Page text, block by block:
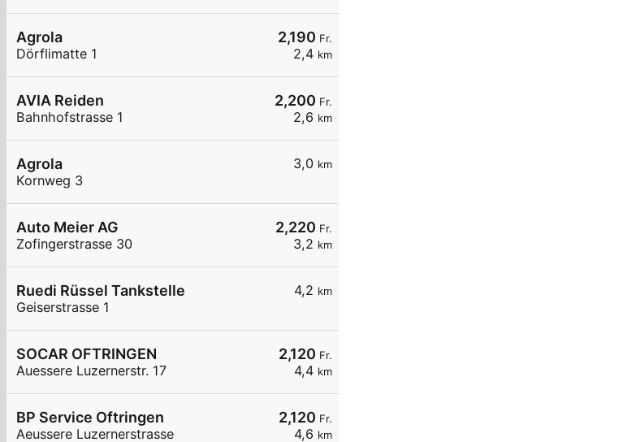
2,190 Fr.
2,4 km
Agrola
Dörflimatte 1
2,200 Fr.
2,6 km
AVIA Reiden
Bahnhofstrasse 1
3,0 km
Agrola
Kornweg 3
2,220 Fr.
3,2 km
Auto Meier AG
Zofingerstrasse 30
4,2 km
Ruedi Rüssel Tankstelle
Geiserstrasse 1
2,120 Fr.
4,4 km
SOCAR OFTRINGEN
Auessere Luzernerstr. 17
2,120 Fr.
4,6 km
BP Service Oftringen
Aeussere Luzernerstrasse